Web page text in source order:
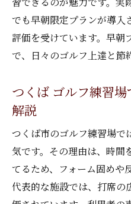
でも早朝限定プランが導入
評価を受けています。早朝
で、日々のゴルフ上達と節
つくば ゴルフ練習
解説
つくば市のゴルフ練習場で
気です。その理由は、時間
てるため、フォーム固めや
代表的な施設では、打席の